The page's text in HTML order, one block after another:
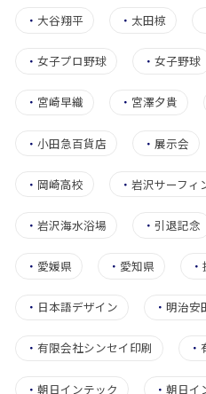
・ 大谷翔平 ・ 太田椋
・ 女子プロ野球 ・女子野球
・ 宮崎早織 ・ 宮澤夕貴
・ 小田急百貨店 ・ 展示会
・ 岡崎高校 ・岩沢サーフィ
・ 岩沢海水浴場 ・引退記念
・ 愛媛県 ・ 愛知県 ・
・ 日本語デザイン ・明治安
・ 有限会社シンセイ印刷 ・
・ 朝日インテック ・朝日イ